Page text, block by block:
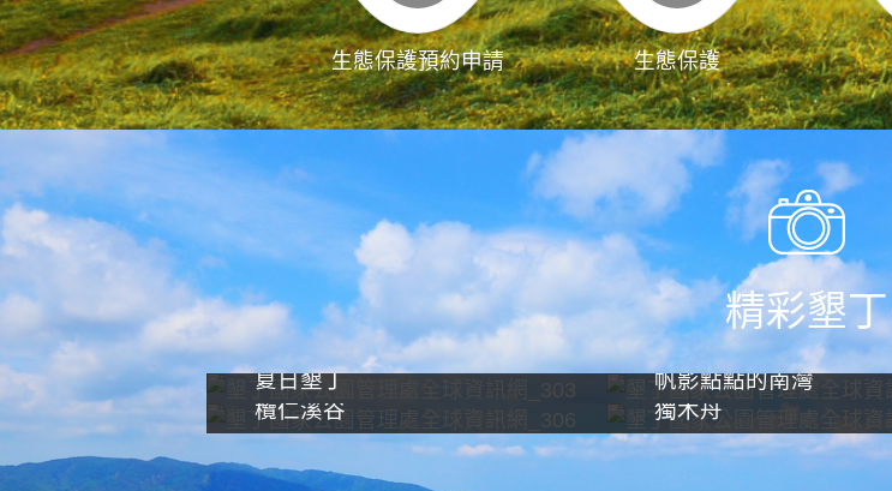
生態保護預約申請 生態保護
精彩墾丁
夏日墾丁 帆影點點的南灣
欖仁溪谷
獨木舟